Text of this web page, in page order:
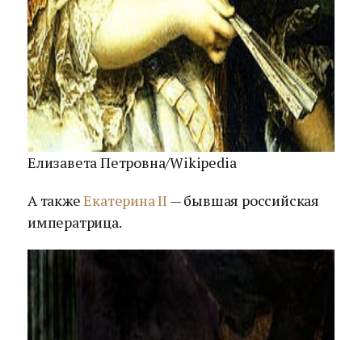
Елизавета Петровна/Wikipedia
А такжеЕкатерина II — бывшая российская
императрица.